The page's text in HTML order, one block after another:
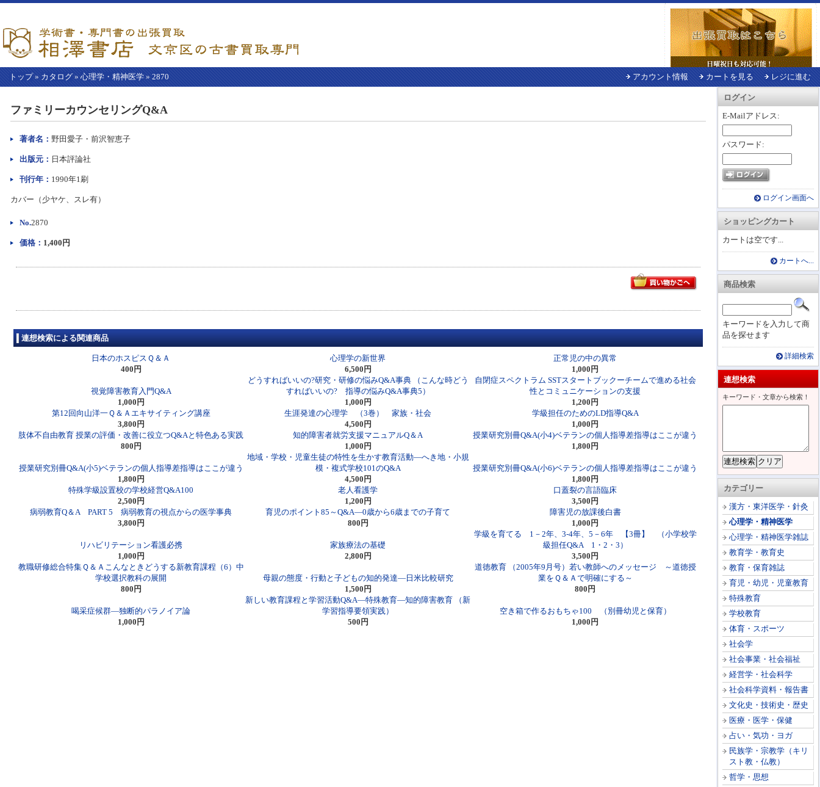
トップ» カタログ » 心理学・精神医学 » 2870 アカウント情報 カートを見る レジに進む
ログイン
E-Mailアドレス:
パスワード:
ログイン画面へ
ショッピングカート
カートは空です...
カートへ...
商品検索
キーワードを入力して商
品を探せます
詳細検索
連想検索
キーワード・文章から検索！
カテゴリー
漢方・東洋医学・針灸
心理学・精神医学
心理学・精神医学雑誌
教育学・教育史
教育・保育雑誌
育児・幼児・児童教育
特殊教育
学校教育
体育・スポーツ
社会学
社会事業・社会福祉
経営学・社会科学
社会科学資料・報告書
文化史・技術史・歴史
医療・医学・保健
占い・気功・ヨガ
民族学・宗教学（キリ
スト教・仏教）
哲学・思想
本
ファミリーカウンセリングQ&A
著者名： 野田愛子・前沢智恵子
出版元： 日本評論社
刊行年： 1990年1刷
カバー（少ヤケ、スレ有）
No.2870
価格： 1,400円
連想検索による関連商品
日本のホスピスＱ＆Ａ
400円
心理学の新世界
6,500円
正常児の中の異常
1,000円
視覚障害教育入門Q&A
1,000円
どうすればいいの?研究・研修の悩みQ&A事典 （こんな時どう
すればいいの? 指導の悩みQ&A事典5）
1,000円
自閉症スペクトラム SSTスタートブックーチームで進める社会
性とコミュニケーションの支援
1,200円
第12回向山洋一Ｑ＆Ａエキサイティング講座
3,800円
生涯発達の心理学 （3巻） 家族・社会
4,500円
学級担任のためのLD指導Q&A
1,000円
肢体不自由教育 授業の評価・改善に役立つQ&Aと特色ある実践
800円
知的障害者就労支援マニュアルQ＆A
1,000円
授業研究別冊Q&A(小4)ベテランの個人指導差指導はここが違う
1,800円
授業研究別冊Q&A(小5)ベテランの個人指導差指導はここが違う
1,800円
地域・学校・児童生徒の特性を生かす教育活動―へき地・小規
模・複式学校101のQ&A
4,500円
授業研究別冊Q&A(小6)ベテランの個人指導差指導はここが違う
1,800円
特殊学級設置校の学校経営Q&A100
2,500円
老人看護学
1,200円
口蓋裂の言語臨床
3,500円
病弱教育Q＆A PART 5 病弱教育の視点からの医学事典
3,800円
育児のポイント85～Q&A―0歳から6歳までの子育て
800円
障害児の放課後白書
1,000円
リハビリテーション看護必携
1,000円
家族療法の基礎
2,800円
学級を育てる 1－2年、3-4年、5－6年 【3冊】 （小学校学
級担任Q&A 1・2・3）
3,500円
教職研修総合特集Ｑ＆Ａこんなときどうする新教育課程（6）中
学校選択教科の展開
800円
母親の態度・行動と子どもの知的発達―日米比較研究
1,500円
道徳教育 （2005年9月号）若い教師へのメッセージ ～道徳授
業をＱ＆Ａで明確にする～
800円
喝采症候群―独断的パラノイア論
1,000円
新しい教育課程と学習活動Q&A―特殊教育―知的障害教育 （新
学習指導要領実践）
500円
空き箱で作るおもちゃ100 （別冊幼児と保育）
1,000円